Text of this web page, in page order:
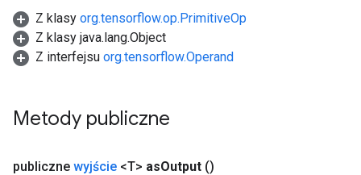
Z klasy org.tensorflow.op.PrimitiveOp
Z klasy java.lang.Object
Z interfejsu org.tensorflow.Operand
Metody publiczne
publiczne wyjście <T> asOutput ()